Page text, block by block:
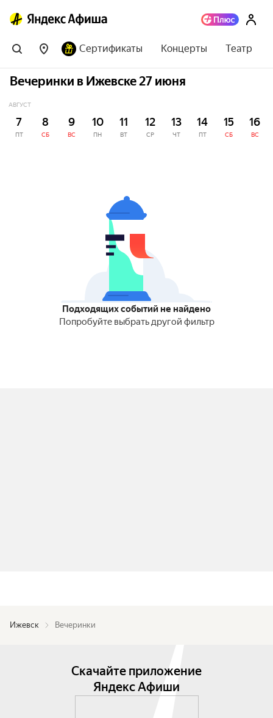
Сертификаты Концерты Театр
Вечеринки в Ижевске 27 июня
АВГУСТ
7
ПТ
8
СБ
9
ВС
10
ПН
11
ВТ
12
СР
13
ЧТ
14
ПТ
15
СБ
16
ВС
Подходящих событий не найдено
Попробуйте выбрать другой фильтр
Ижевск Вечеринки
Скачайте приложение
Яндекс Афиши